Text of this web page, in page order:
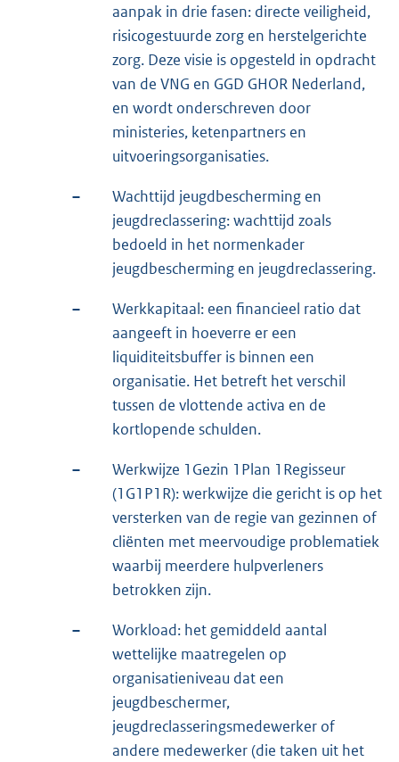
aanpak in drie fasen: directe veiligheid,
risicogestuurde zorg en herstelgerichte
zorg. Deze visie is opgesteld in opdracht
van de VNG en GGD GHOR Nederland,
en wordt onderschreven door
ministeries, ketenpartners en
uitvoeringsorganisaties.
–
Wachttijd jeugdbescherming en
jeugdreclassering: wachttijd zoals
bedoeld in het normenkader
jeugdbescherming en jeugdreclassering.
–
Werkkapitaal: een financieel ratio dat
aangeeft in hoeverre er een
liquiditeitsbuffer is binnen een
organisatie. Het betreft het verschil
tussen de vlottende activa en de
kortlopende schulden.
–
Werkwijze 1Gezin 1Plan 1Regisseur
(1G1P1R): werkwijze die gericht is op het
versterken van de regie van gezinnen of
cliënten met meervoudige problematiek
waarbij meerdere hulpverleners
betrokken zijn.
–
Workload: het gemiddeld aantal
wettelijke maatregelen op
organisatieniveau dat een
jeugdbeschermer,
jeugdreclasseringsmedewerker of
andere medewerker (die taken uit het